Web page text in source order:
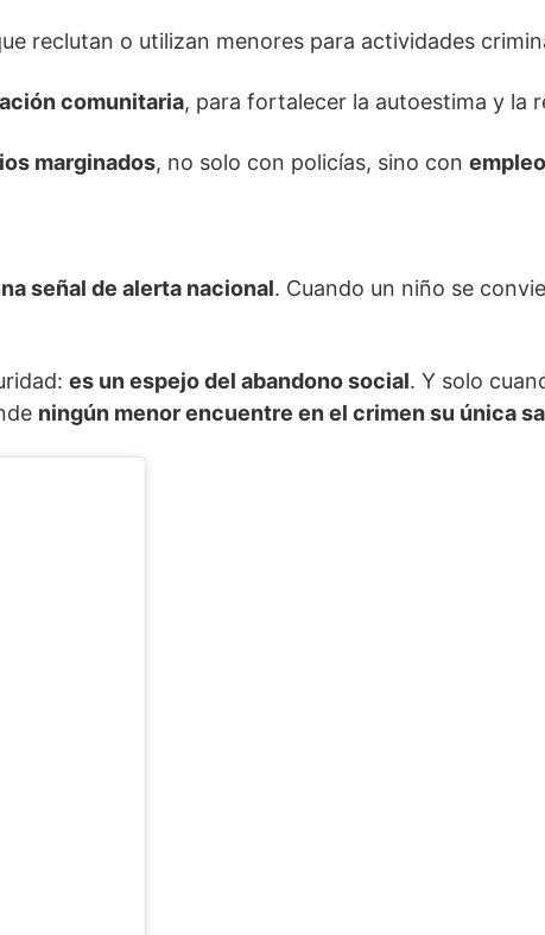
reclutan o utilizan menores para actividades
comunitaria, para fortalecer la autoestima y la
marginados, no solo con policías, sino con
señal de alerta nacional. Cuando un niño se
es un espejo del abandono social. Y solo
ningún menor encuentre en el crimen su única